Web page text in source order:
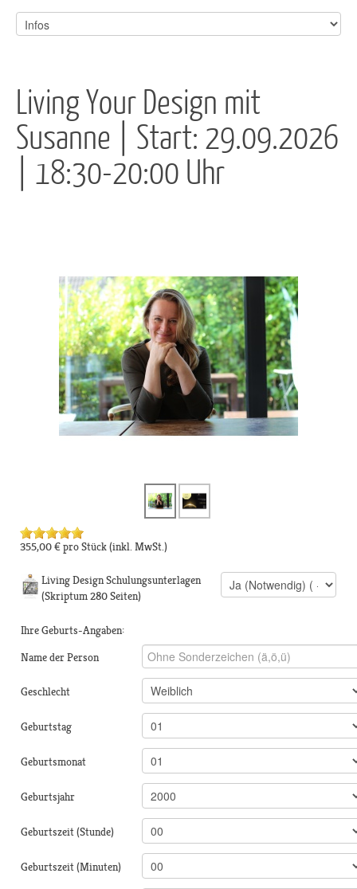
Living Your Design mit
Susanne | Start: 29.09.2026
| 18:30-20:00 Uhr
355,00 €pro Stück(inkl. MwSt.)
Living Design Schulungsunterlagen
(Skriptum 280 Seiten)
Ihre Geburts-Angaben:
Name der Person
Geschlecht
Geburtstag
Geburtsmonat
Geburtsjahr
Geburtszeit (Stunde)
Geburtszeit (Minuten)